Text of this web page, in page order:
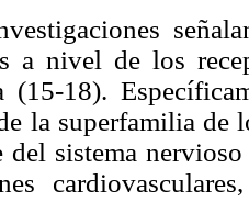
a nivel de los
(15-18).
la superfamilia de
del sistema